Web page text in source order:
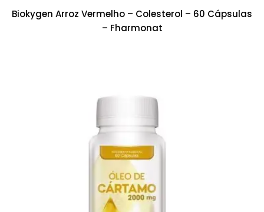
Biokygen Arroz Vermelho – Colesterol – 60 Cápsulas
– Fharmonat